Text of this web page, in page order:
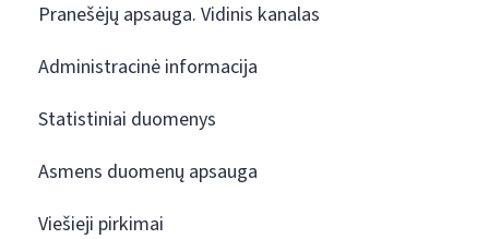
Pranešėjų apsauga. Vidinis kanalas
Administracinė informacija
Statistiniai duomenys
Asmens duomenų apsauga
Viešieji pirkimai